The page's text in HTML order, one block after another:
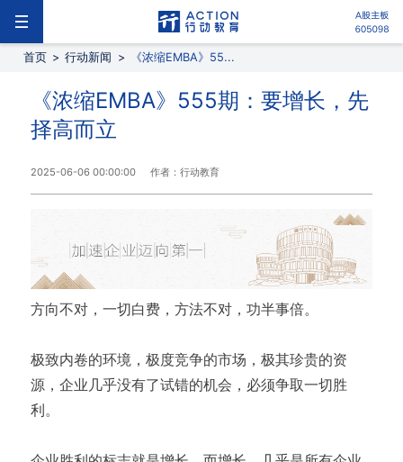
首页 > 行动新闻 > 《浓缩EMBA》55...
《浓缩EMBA》555期：要增长，先
择高而立
2025-06-06 00:00:00 作者：行动教育
方向不对，一切白费，方法不对，功半事倍。
极致内卷的环境，极度竞争的市场，极其珍贵的资
源，企业几乎没有了试错的机会，必须争取一切胜
利。